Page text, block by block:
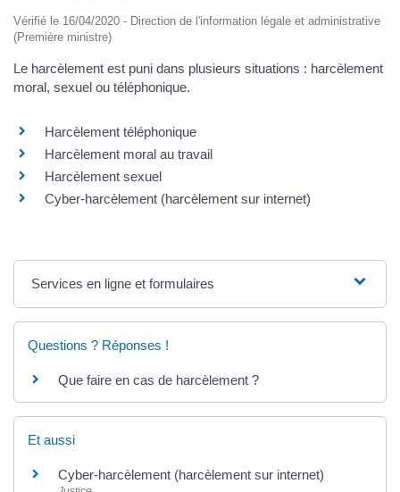
Vérifié le 16/04/2020 - Direction de l'information légale et administrative
(Première ministre)
Le harcèlement est puni dans plusieurs situations : harcèlement
moral, sexuel ou téléphonique.
Harcèlement téléphonique
Harcèlement moral au travail
Harcèlement sexuel
Cyber-harcèlement (harcèlement sur internet)
Services en ligne et formulaires
Questions ? Réponses !
Que faire en cas de harcèlement ?
Et aussi
Cyber-harcèlement (harcèlement sur internet)